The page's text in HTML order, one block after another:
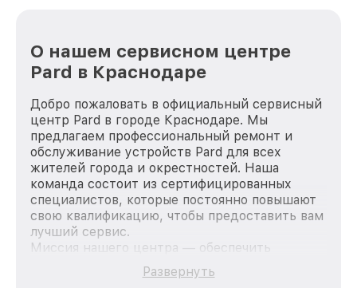
О нашем сервисном центре
Pard в Краснодаре
Добро пожаловать в официальный сервисный
центр Pard в городе Краснодаре. Мы
предлагаем профессиональный ремонт и
обслуживание устройств Pard для всех
жителей города и окрестностей. Наша
команда состоит из сертифицированных
специалистов, которые постоянно повышают
свою квалификацию, чтобы предоставить вам
лучший сервис.
Миссия нашего центра — обеспечить
качественный и доступный ремонт для
каждого пользователя продукции Pard, вне
Развернуть